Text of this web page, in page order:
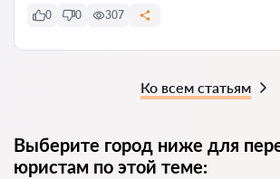
0 0 307
Ко всем статьям
Выберите город ниже для
юристам по этой теме: